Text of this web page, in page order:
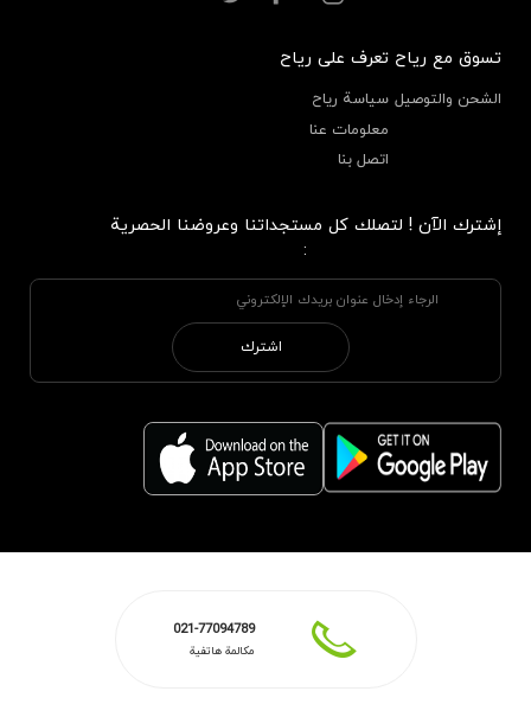
تسوق مع رياح
الشحن والتوصيل
تعرف على رياح
سياسة رياح
معلومات عنا
اتصل بنا
إشترك الآن ! لتصلك كل مستجداتنا وعروضنا الحصرية
:
اشترك
021-77094789
مكالمة هاتفية